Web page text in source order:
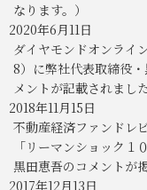
なります。）
2020年6月11日
ダイヤモンドオンライ
8）に弊社代表取締役
メントが記載されました
2018年11月15日
不動産経済ファンドレ
「リーマンショック１
黒田恵吾のコメントが
2017年12月13日